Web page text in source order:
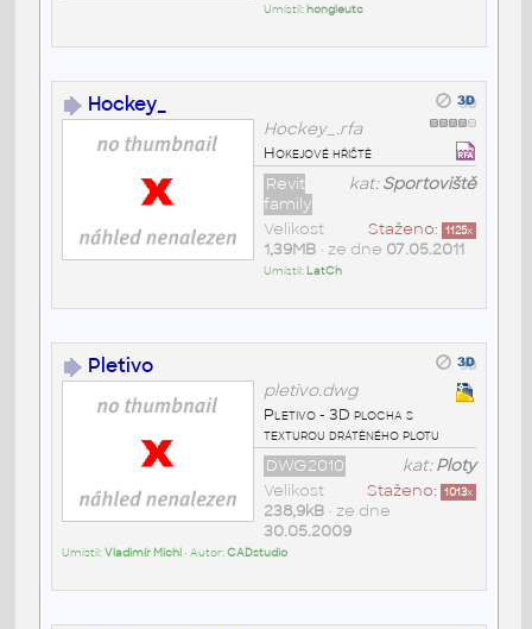
Umístil: hongleutc
Hockey_
Hockey_.rfa
Hokejové hřiště
kat:Sportoviště
Revit
family
Staženo: 1125x
Velikost
1,39MB• ze dne 07.05.2011
Umístil: LatCh
Pletivo
pletivo.dwg
Pletivo - 3D plocha s
texturou drátěného plotu
kat:Ploty
DWG2010
Staženo: 1013x
Velikost
238,9kB• ze dne
30.05.2009
Umístil:Vladimír Michl • Autor:CADstudio